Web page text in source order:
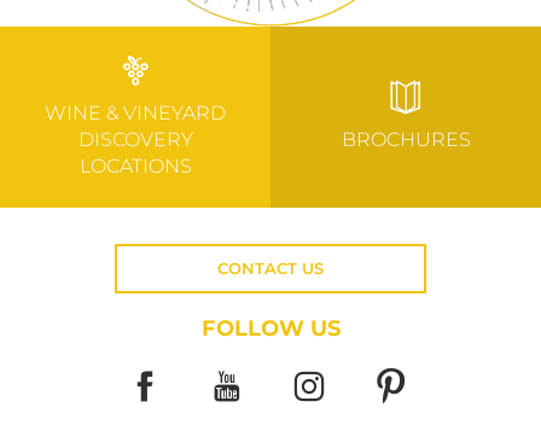
WINE & VINEYARD
DISCOVERY
LOCATIONS
BROCHURES
CONTACT US
FOLLOW US